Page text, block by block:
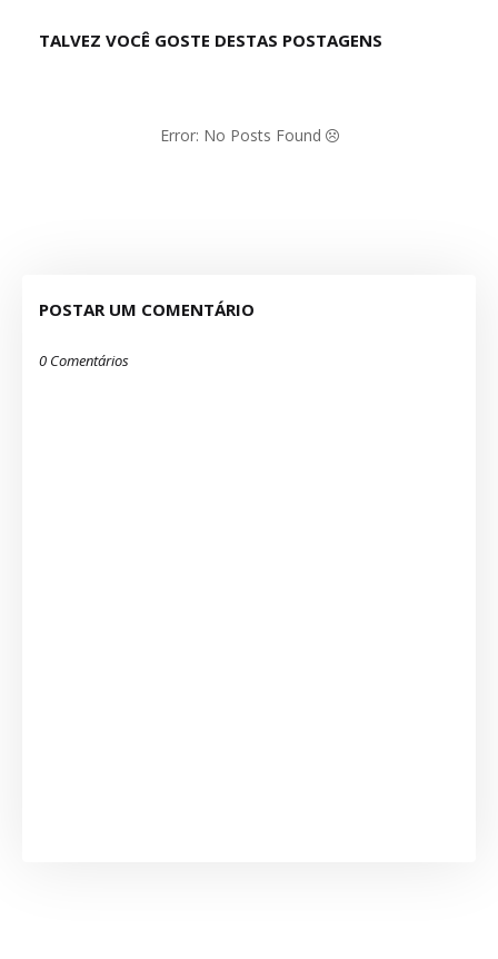
TALVEZ VOCÊ GOSTE DESTAS POSTAGENS
Error: No Posts Found
POSTAR UM COMENTÁRIO
0 Comentários